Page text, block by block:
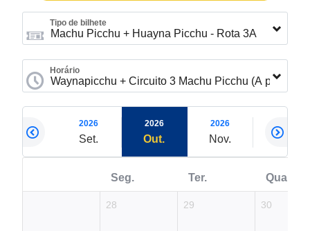
Tipo de bilhete
Horário
Ago.
2026
Set.
2026
Out.
2026
Nov. Dez.
Seg.
28
Ter.
29
Qua.
30